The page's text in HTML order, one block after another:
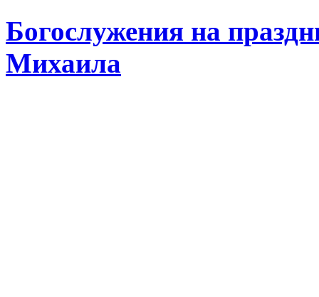
Богослужения на
Михаила